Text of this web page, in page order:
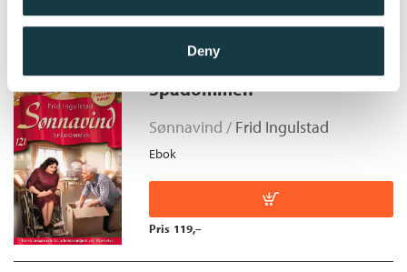
Deny
Spådommen
Sønnavind / Frid Ingulstad
Ebok
Pris 119,–